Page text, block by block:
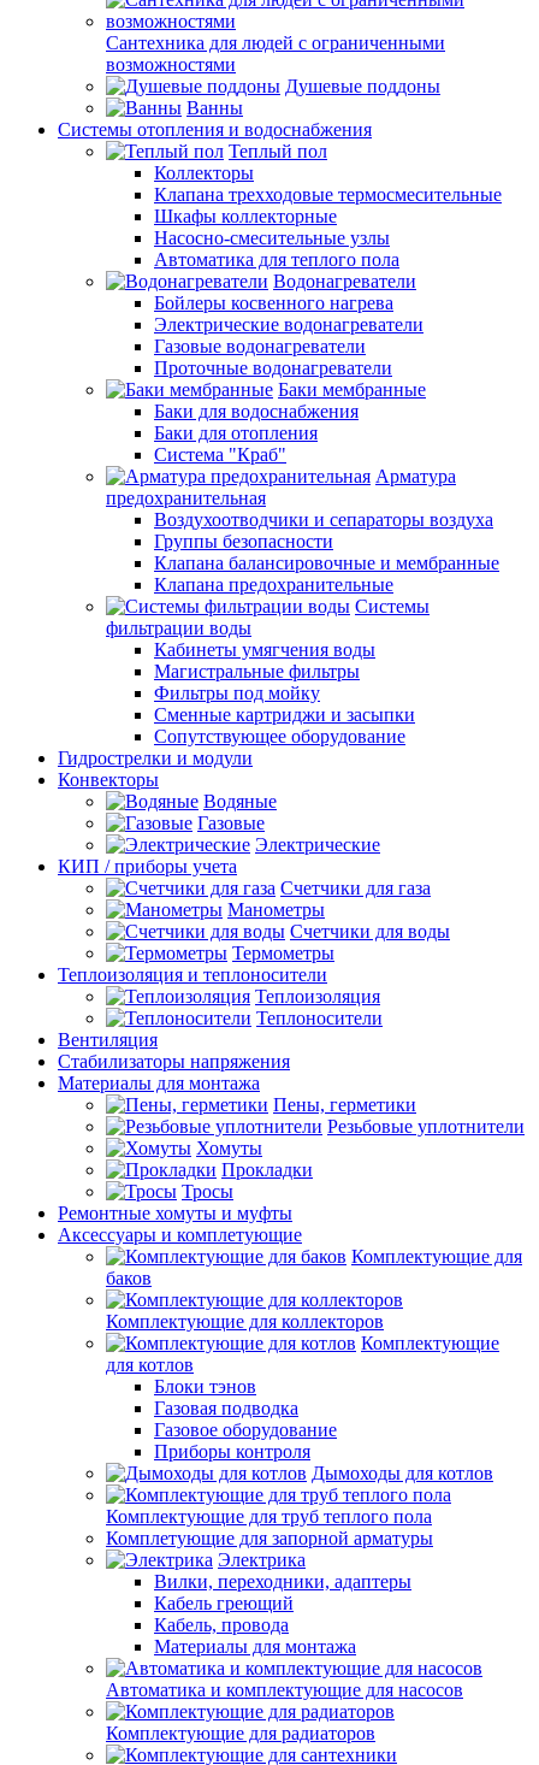
Сантехника для людей с ограниченными
возможностями
Душевые поддоны
Ванны
Системы отопления и водоснабжения
Теплый пол
Коллекторы
Клапана трехходовые термосмесительные
Шкафы коллекторные
Насосно-смесительные узлы
Автоматика для теплого пола
Водонагреватели
Бойлеры косвенного нагрева
Электрические водонагреватели
Газовые водонагреватели
Проточные водонагреватели
Баки мембранные
Баки для водоснабжения
Баки для отопления
Система "Краб"
Арматура
предохранительная
Воздухоотводчики и сепараторы воздуха
Группы безопасности
Клапана балансировочные и мембранные
Клапана предохранительные
Системы
фильтрации воды
Кабинеты умягчения воды
Магистральные фильтры
Фильтры под мойку
Сменные картриджи и засыпки
Сопутствующее оборудование
Гидрострелки и модули
Конвекторы
Водяные
Газовые
Электрические
КИП / приборы учета
Счетчики для газа
Манометры
Счетчики для воды
Термометры
Теплоизоляция и теплоносители
Теплоизоляция
Теплоносители
Вентиляция
Стабилизаторы напряжения
Материалы для монтажа
Пены, герметики
Резьбовые уплотнители
Хомуты
Прокладки
Тросы
Ремонтные хомуты и муфты
Аксессуары и комплетующие
Комплектующие для
баков
Комплектующие для коллекторов
Комплектующие
для котлов
Блоки тэнов
Газовая подводка
Газовое оборудование
Приборы контроля
Дымоходы для котлов
Комплектующие для труб теплого пола
Комплетующие для запорной арматуры
Электрика
Вилки, переходники, адаптеры
Кабель греющий
Кабель, провода
Материалы для монтажа
Автоматика и комплектующие для насосов
Комплектующие для радиаторов